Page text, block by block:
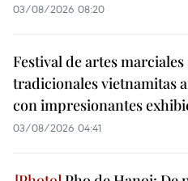
03/08/2026 08:20
Festival de artes marciales
tradicionales vietnamitas
con impresionantes
03/08/2026 04:41